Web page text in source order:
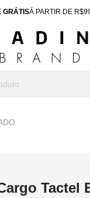
GRÁTISÁ PARTIR DE
PARA TODO BRASIL
OFFCUPOM: WELCOME
Tactel